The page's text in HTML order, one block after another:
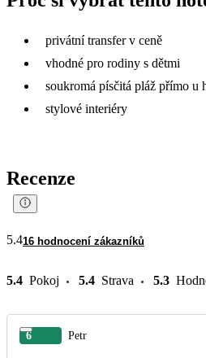
privátní transfer v ceně
vhodné pro rodiny s dětmi
soukromá písčitá pláž přímo u
stylové interiéry
Recenze
5.416 hodnocení zákazníků
5.4 Pokoj 5.4 Strava 5.3
6 Petr